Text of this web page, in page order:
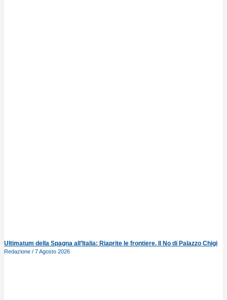
Ultimatum della Spagna all’Italia: Riaprite le frontiere. Il No di Palazzo Chigi
Redazione 7 Agosto 2026